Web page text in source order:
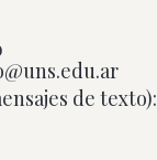
de texto):